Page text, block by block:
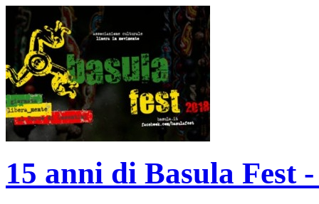
15 anni di Basula Fest